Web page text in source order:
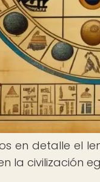
en detalle el
la civilización